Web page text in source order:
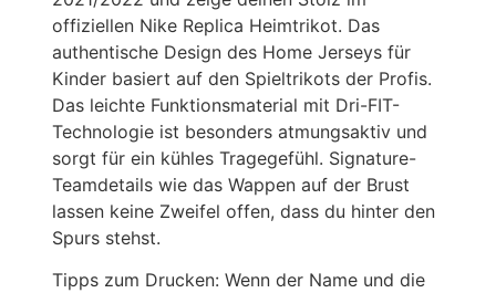
offiziellen Nike Replica Heimtrikot. Das
authentische Design des Home Jerseys für
Kinder basiert auf den Spieltrikots der Profis.
Das leichte Funktionsmaterial mit Dri-FIT-
Technologie ist besonders atmungsaktiv und
sorgt für ein kühles Tragegefühl. Signature-
Teamdetails wie das Wappen auf der Brust
lassen keine Zweifel offen, dass du hinter den
Spurs stehst.
Tipps zum Drucken: Wenn der Name und die